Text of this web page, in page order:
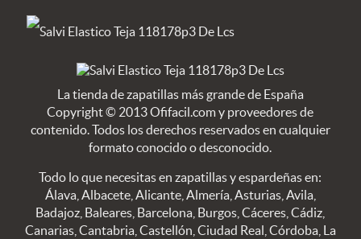
La tienda de zapatillas más grande de España
Copyright © 2013 Ofifacil.com y proveedores de
contenido. Todos los derechos reservados en cualquier
formato conocido o desconocido.
Todo lo que necesitas en zapatillas y espardeñas en:
Álava, Albacete, Alicante, Almería, Asturias, Avila,
Badajoz, Baleares, Barcelona, Burgos, Cáceres, Cádiz,
Canarias, Cantabria, Castellón, Ciudad Real, Córdoba, La